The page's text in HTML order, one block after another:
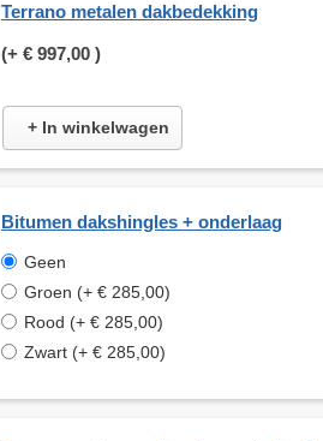
Terrano metalen dakbedekking
(+ € 997,00 )
+ In winkelwagen
Bitumen dakshingles + onderlaag
Geen
Groen (+ € 285,00)
Rood (+ € 285,00)
Zwart (+ € 285,00)